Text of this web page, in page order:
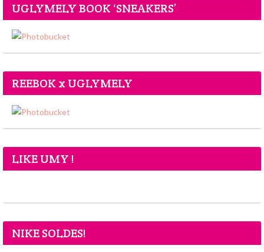
UGLYMELY BOOK ‘SNEAKERS’
REEBOK x UGLYMELY
LIKE UMY !
NIKE SOLDES!